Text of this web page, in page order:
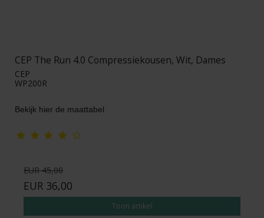
CEP The Run 4.0 Compressiekousen, Wit, Dames
CEP
WP200R
Bekijk hier de maattabel
EUR 45,00
EUR 36,00
Toon artikel